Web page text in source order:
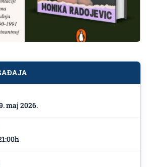
romana ,,Stranger land”
Radojević 19.maja u
maj 2026.